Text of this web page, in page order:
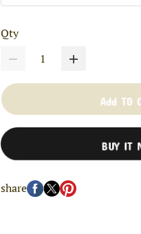
Qty
Add TO
BUY IT
share